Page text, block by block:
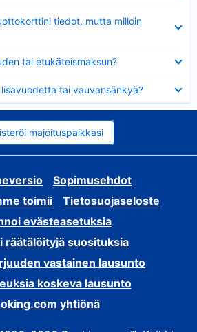
tiedot, mutta milloin
tai etukäteismaksun?
tai vauvansänkyä?
majoituspaikkasi
Sopimusehdot
toimii
Tietosuojaseloste
evästeasetuksia
räätälöityjä suosituksia
vastainen lausunto
koskeva lausunto
yhtiönä